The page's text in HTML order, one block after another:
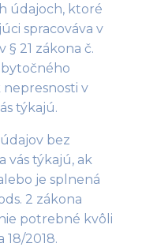
údajoch, ktoré
spracováva v
21 zákona č.
v
týkajú.
bez
vás týkajú, ak
je splnená
2 zákona
potrebné kvôli
18/2018.